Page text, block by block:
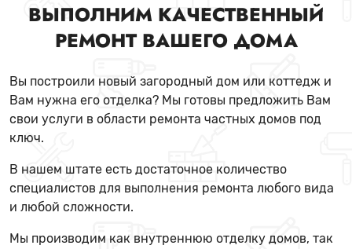
ВЫПОЛНИМ КАЧЕСТВЕННЫЙ
РЕМОНТ ВАШЕГО ДОМА
Вы построили новый загородный дом или коттедж и
Вам нужна его отделка? Мы готовы предложить Вам
свои услуги в области ремонта частных домов под
ключ.
В нашем штате есть достаточное количество
специалистов для выполнения ремонта любого вида
и любой сложности.
Мы производим как внутреннюю отделку домов, так